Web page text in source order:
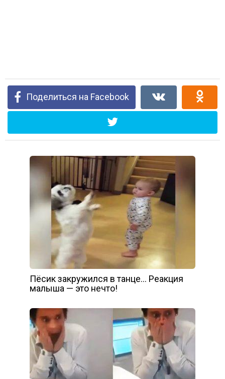
Поделиться на Facebook
Пёсик закружился в танце… Реакция
малыша — это нечто!